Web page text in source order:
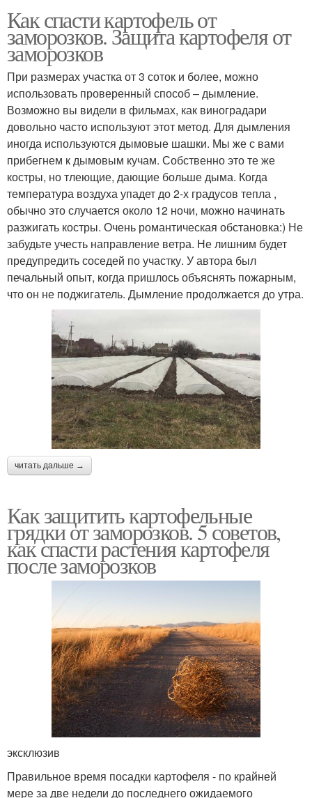
Как спасти картофель от
заморозков. Защита картофеля от
заморозков
При размерах участка от 3 соток и более, можно
использовать проверенный способ – дымление.
Возможно вы видели в фильмах, как виноградари
довольно часто используют этот метод. Для дымления
иногда используются дымовые шашки. Мы же с вами
прибегнем к дымовым кучам. Собственно это те же
костры, но тлеющие, дающие больше дыма. Когда
температура воздуха упадет до 2-х градусов тепла ,
обычно это случается около 12 ночи, можно начинать
разжигать костры. Очень романтическая обстановка:) Не
забудьте учесть направление ветра. Не лишним будет
предупредить соседей по участку. У автора был
печальный опыт, когда пришлось объяснять пожарным,
что он не поджигатель. Дымление продолжается до утра.
читать дальше →
Как защитить картофельные
грядки от заморозков. 5 советов,
как спасти растения картофеля
после заморозков
эксклюзив
Правильное время посадки картофеля - по крайней
мере за две недели до последнего ожидаемого